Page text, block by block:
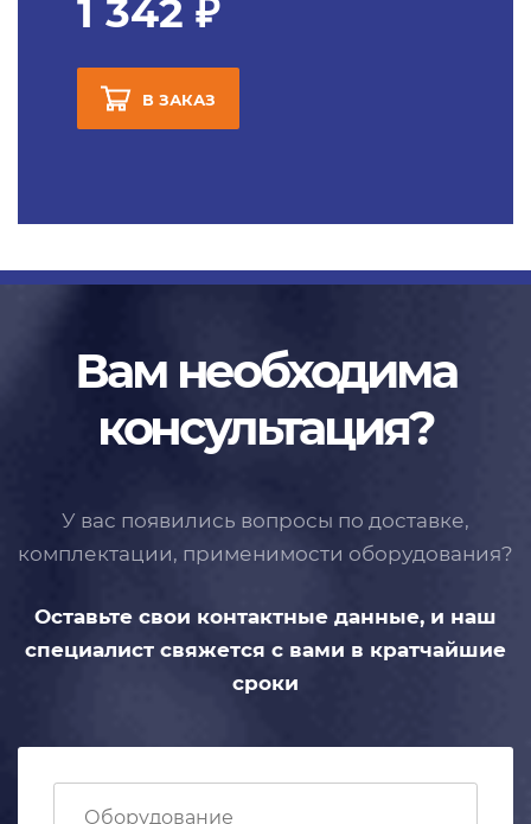
1 342 ₽
В ЗАКАЗ
Вам необходима
консультация?
У вас появились вопросы по доставке,
комплектации, применимости оборудования?
Оставьте свои контактные данные, и наш
специалист свяжется с вами в кратчайшие
сроки